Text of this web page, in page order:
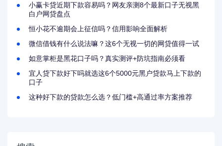
小赢卡贷近期下款容易吗？网友亲测8个最新口子无视黑
白户网贷盘点
恒小花不逾期会上征信吗？信用影响全面解析
微信借钱有什么说法嘛？这6个无视一切的网贷值得一试
如意掌柜是黑花口子吗？真实测评+防坑指南必须看
宜人贷下款好下吗就选这6个5000元黑户贷款马上下款的
口子
这种好下款的贷款怎么选？低门槛+高通过率方案推荐